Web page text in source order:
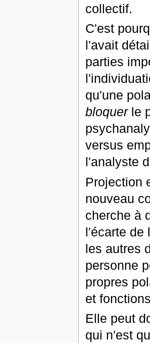
collectif.
C'est
l'avait
parties
qu'une
bloquerle
versus
l'analyste
Projection
nouveau
cherche à
l'écarte de
les autres
personne
propres
et
Elle peut
qui n'est